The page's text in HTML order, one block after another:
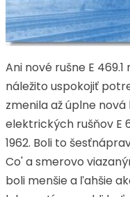
Ani nové rušne E
náležito uspokojiť
zmenila až úplne
elektrických rušňov E
1962. Boli to
Co' a smerovo
boli menšie a ľahšie